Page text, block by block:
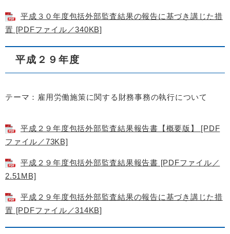
平成３０年度包括外部監査結果の報告に基づき講じた措
置 [PDFファイル／340KB]
平成２９年度
テーマ：雇用労働施策に関する財務事務の執行について
平成２９年度包括外部監査結果報告書【概要版】 [PDF
ファイル／73KB]
平成２９年度包括外部監査結果報告書 [PDFファイル／
2.51MB]
平成２９年度包括外部監査結果の報告に基づき講じた措
置 [PDFファイル／314KB]